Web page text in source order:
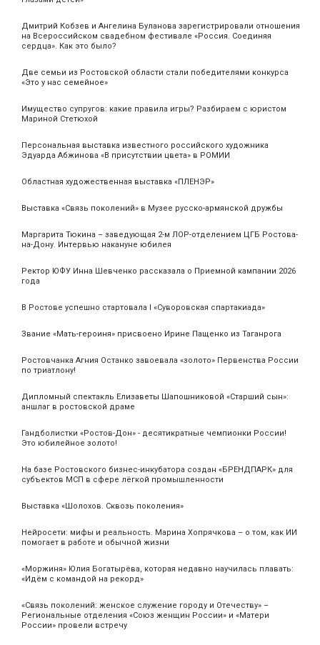
Дмитрий Кобзев и Ангелина Буланова зарегистрировали отношения
на Всероссийском свадебном фестивале «Россия. Соединяя
сердца». Как это было?
Две семьи из Ростовской области стали победителями конкурса
«Это у нас семейное»
Имущество супругов: какие правила игры? Разбираем с юристом
Мариной Стетюхой
Персональная выставка известного российского художника
Эдуарда Абжинова «В присутствии цвета» в РОМИИ
Областная художественная выставка «ПЛЕНЭР»
Выставка «Связь поколений» в Музее русско-армянской дружбы
Маргарита Тюкина – заведующая 2-м ЛОР-отделением ЦГБ Ростова-
на-Дону. Интервью накануне юбилея
Ректор ЮФУ Инна Шевченко рассказала о Приемной кампании 2026
года
В Ростове успешно стартовала I «Суворовская спартакиада»
Звание «Мать‑героиня» присвоено Ирине Пащенко из Таганрога
Ростовчанка Агния Останко завоевала «золото» Первенства России
по триатлону!
Дипломный спектакль Елизаветы Шапошниковой «Старший сын»:
аншлаг в ростовской драме
Гандболистки «Ростов-Дон» - десятикратные чемпионки России!
Это юбилейное золото!
На базе Ростовского бизнес-инкубатора создан «БРЕНДПАРК» для
субъектов МСП в сфере лёгкой промышленности
Выставка «Шолохов. Сквозь поколения»
Нейросети: мифы и реальность. Марина Хопрячкова – о том, как ИИ
помогает в работе и обычной жизни
«Моржиня» Юлия Богатырёва, которая недавно научилась плавать:
«Идём с командой на рекорд»
«Связь поколений: женское служение городу и Отечеству» –
Региональные отделения «Союз женщин России» и «Матери
России» провели встречу